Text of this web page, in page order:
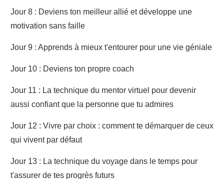
Jour 8 : Deviens ton meilleur allié et développe une
motivation sans faille
Jour 9 : Apprends à mieux t'entourer pour une vie géniale
Jour 10 : Deviens ton propre coach
Jour 11 : La technique du mentor virtuel pour devenir
aussi confiant que la personne que tu admires
Jour 12 : Vivre par choix : comment te démarquer de ceux
qui vivent par défaut
Jour 13 : La technique du voyage dans le temps pour
t'assurer de tes progrès futurs